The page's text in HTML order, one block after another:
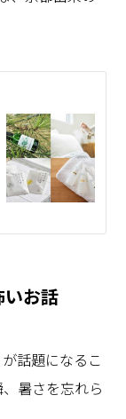
お話
話題になるこ
暑さを忘れら